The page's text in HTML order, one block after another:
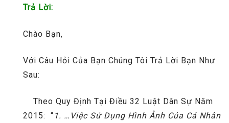
Trả Lời:
Chào Bạn,
Với Câu Hỏi Của Bạn Chúng Tôi Trả Lời Bạn Như
Sau:
Theo Quy Định Tại Điều 32 Luật Dân Sự Năm
2015: “ 1. …Việc Sử Dụng Hình Ảnh Của Cá Nhân